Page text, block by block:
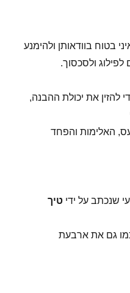
בטוח בוודאותן ולהימנע
ולסכסוך.
להזין את יכולת ההבנה,
האלימות והפחד
שנכתב על ידיטיך
גם את ארבעת